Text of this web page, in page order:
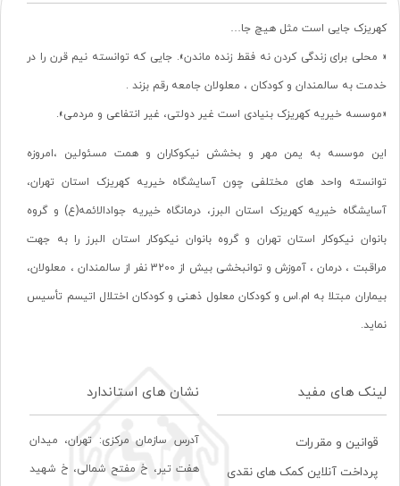
کهریزک جایی است مثل هیچ جا…
« محلی برای زندگی کردن نه فقط زنده ماندن». جایی که توانسته نیم قرن را در
خدمت به سالمندان و کودکان ، معلولان جامعه رقم بزند .
«موسسه خیریه کهریزک بنیادی است غیر دولتی، غیر انتفاعی و مردمی».
این موسسه به یمن مهر و بخشش نیکوکاران و همت مسئولین ،امروزه
توانسته واحد های مختلفی چون آسایشگاه خیریه کهریزک استان تهران،
آسایشگاه خیریه کهریزک استان البرز، درمانگاه خیریه جوادالائمه(ع) و گروه
بانوان نیکوکار استان تهران و گروه بانوان نیکوکار استان البرز را به جهت
مراقبت ، درمان ، آموزش و توانبخشی بیش از 3200 نفر از سالمندان ، معلولان،
بیماران مبتلا به ام.اس و کودکان معلول ذهنی و کودکان اختلال اتیسم تأسیس
نماید.
لینک های مفید
قوانین و مقررات
پرداخت آنلاین کمک های نقدی
نشان های استاندارد
آدرس سازمان مرکزی: تهران، ميدان
هفت تير، خ مفتح شمالی، خ شهيد